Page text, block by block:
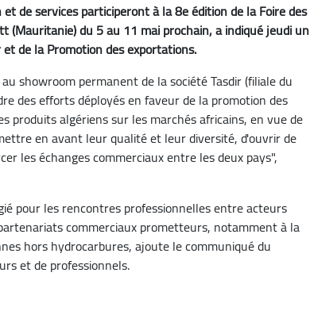
de services participeront à la 8e édition de la Foire des
(Mauritanie) du 5 au 11 mai prochain, a indiqué jeudi un
de la Promotion des exportations.
showroom permanent de la société Tasdir (filiale du
des efforts déployés en faveur de la promotion des
produits algériens sur les marchés africains, en vue de
en avant leur qualité et leur diversité, d'ouvrir de
les échanges commerciaux entre les deux pays",
pour les rencontres professionnelles entre acteurs
commerciaux prometteurs, notamment à la
hors hydrocarbures, ajoute le communiqué du
et de professionnels.